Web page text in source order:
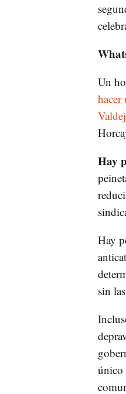
Un
hacer
Hay
Hay
sin
único